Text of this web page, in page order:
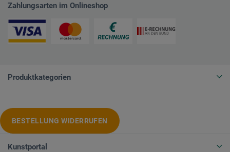
Zahlungsarten im Onlineshop
Produktkategorien
BESTELLUNG WIDERRUFEN
Kunstportal